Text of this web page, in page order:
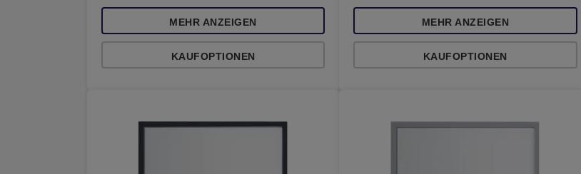
MEHR ANZEIGEN
KAUFOPTIONEN
MEHR ANZEIGEN
KAUFOPTIONEN